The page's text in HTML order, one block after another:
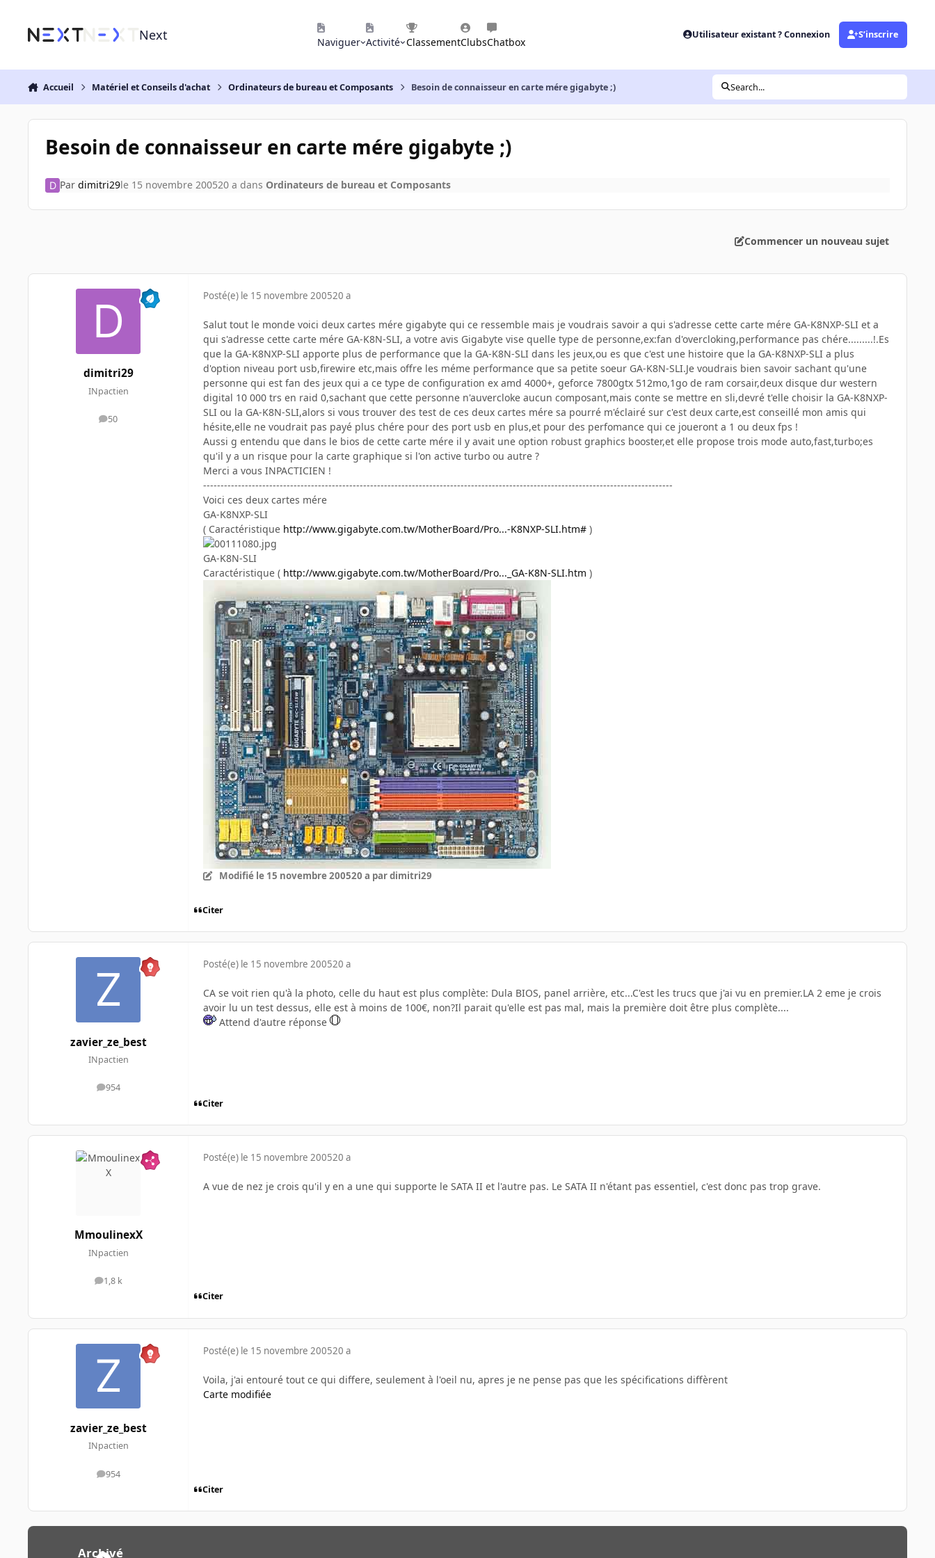
Next Naviguer Activité ClassementClubsChatbox
Utilisateur existant ? Connexion S’inscrire
Accueil Matériel et Conseils d'achat Ordinateurs de bureau et Composants Besoin de connaisseur en carte mére gigabyte ;) Search...
Besoin de connaisseur en carte mére gigabyte ;)
Par dimitri29le 15 novembre 200520 a dans Ordinateurs de bureau et Composants
Commencer un nouveau sujet
dimitri29
INpactien
50
messages
Posté(e) le 15 novembre 200520 a
Salut tout le monde voici deux cartes mére gigabyte qui ce ressemble mais je voudrais savoir a qui s'adresse cette carte mére GA-K8NXP-SLI et a
qui s'adresse cette carte mére GA-K8N-SLI, a votre avis Gigabyte vise quelle type de personne,ex:fan d'overcloking,performance pas chére.........!.Es
que la GA-K8NXP-SLI apporte plus de performance que la GA-K8N-SLI dans les jeux,ou es que c'est une histoire que la GA-K8NXP-SLI a plus
d'option niveau port usb,firewire etc,mais offre les méme performance que sa petite soeur GA-K8N-SLI.Je voudrais bien savoir sachant qu'une
personne qui est fan des jeux qui a ce type de configuration ex amd 4000+, geforce 7800gtx 512mo,1go de ram corsair,deux disque dur western
digital 10 000 trs en raid 0,sachant que cette personne n'auvercloke aucun composant,mais conte se mettre en sli,devré t'elle choisir la GA-K8NXP-
SLI ou la GA-K8N-SLI,alors si vous trouver des test de ces deux cartes mére sa pourré m'éclairé sur c'est deux carte,est conseillé mon amis qui
hésite,elle ne voudrait pas payé plus chére pour des port usb en plus,et pour des perfomance qui ce joueront a 1 ou deux fps !
Aussi g entendu que dans le bios de cette carte mére il y avait une option robust graphics booster,et elle propose trois mode auto,fast,turbo;es
qu'il y a un risque pour la carte graphique si l'on active turbo ou autre ?
Merci a vous INPACTICIEN !
---------------------------------------------------------------------------------------------------------------------------------------
Voici ces deux cartes mére
GA-K8NXP-SLI
( Caractéristique http://www.gigabyte.com.tw/MotherBoard/Pro...-K8NXP-SLI.htm# )
GA-K8N-SLI
Caractéristique ( http://www.gigabyte.com.tw/MotherBoard/Pro..._GA-K8N-SLI.htm )
Modifié le 15 novembre 200520 a par dimitri29
Citer
zavier_ze_best
INpactien
954
messages
Posté(e) le 15 novembre 200520 a
CA se voit rien qu'à la photo, celle du haut est plus complète: Dula BIOS, panel arrière, etc...C'est les trucs que j'ai vu en premier.LA 2 eme je crois
avoir lu un test dessus, elle est à moins de 100€, non?Il parait qu'elle est pas mal, mais la première doit être plus complète....
Attend d'autre réponse
Citer
MmoulinexX
INpactien
1,8 k
messages
Posté(e) le 15 novembre 200520 a
A vue de nez je crois qu'il y en a une qui supporte le SATA II et l'autre pas. Le SATA II n'étant pas essentiel, c'est donc pas trop grave.
Citer
zavier_ze_best
INpactien
954
messages
Posté(e) le 15 novembre 200520 a
Voila, j'ai entouré tout ce qui differe, seulement à l'oeil nu, apres je ne pense pas que les spécifications diffèrent
Carte modifiée
Citer
Archivé